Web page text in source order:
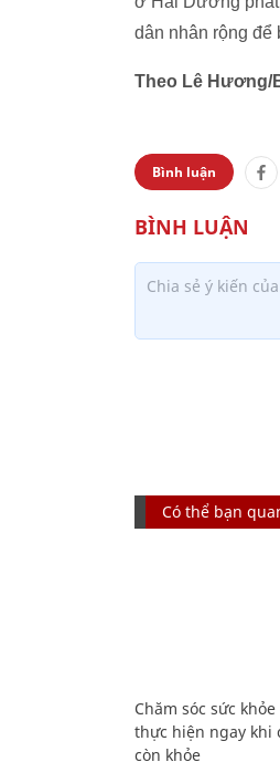
dân nhân rộng để
Theo Lê Hương/
Bình luận
Có thể bạn
Chăm sóc sức khỏe
thực hiện ngay khi
còn khỏe